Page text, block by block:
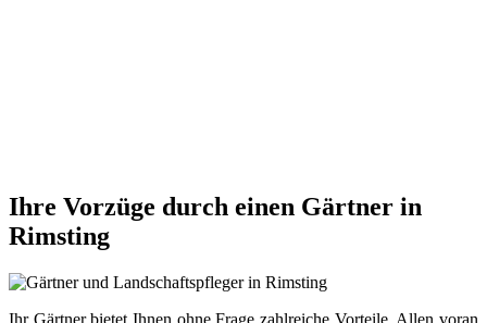
Ihre Vorzüge durch einen Gärtner in
Rimsting